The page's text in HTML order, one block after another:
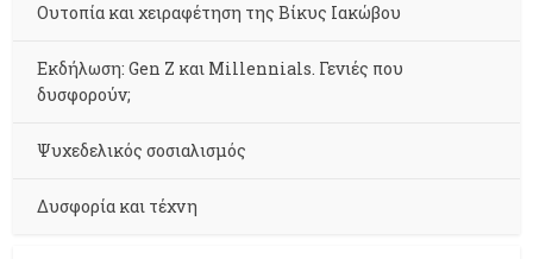
Ουτοπία και χειραφέτηση της Βίκυς Ιακώβου
Εκδήλωση: Gen Z και Millennials. Γενιές που
δυσφορούν;
Ψυχεδελικός σοσιαλισμός
Δυσφορία και τέχνη